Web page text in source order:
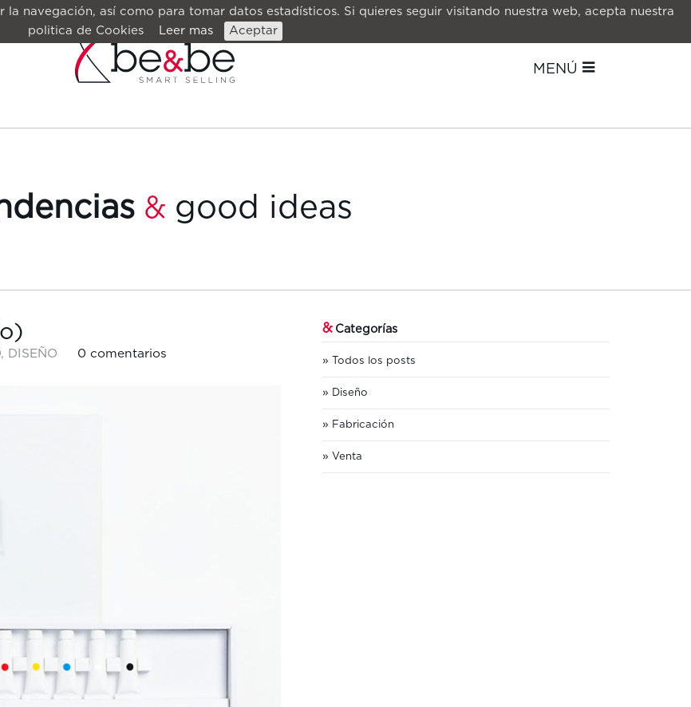
navegación, así como para tomar datos estadísticos. Si quieres seguir visitando nuestra web, acepta nuestra
politica de Cookies
Leer mas Aceptar
MENÚ
& good ideas
, DISEÑO 0 comentarios
&Categorías
Todos los posts
Diseño
Fabricación
Venta